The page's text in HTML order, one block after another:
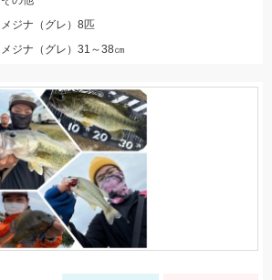
メジナ（グレ）8匹
メジナ（グレ）31～38㎝